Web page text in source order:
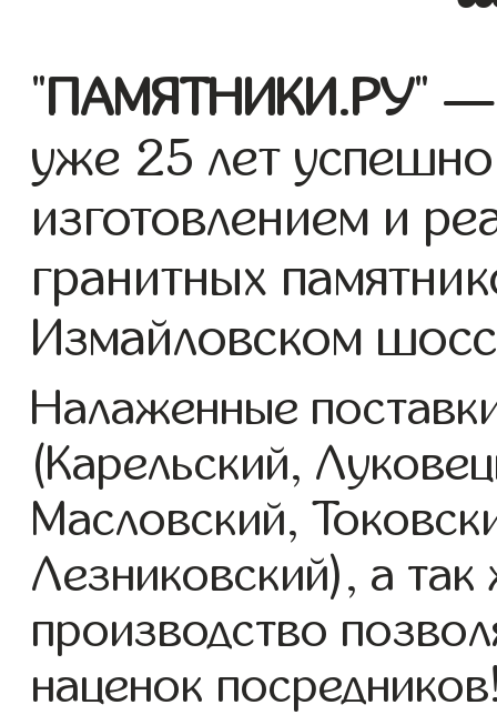
"ПАМЯТНИКИ.РУ" —
уже 25 лет
изготовлением и
гранитных
Измайловском
Налаженные
(Карельский,
Масловский,
Лезниковский), а
производство
наценок